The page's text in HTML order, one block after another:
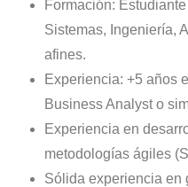
Formación:
Sistemas, Ingeniería,
afines.
Experiencia: +5 años
Business Analyst o
Experiencia en
metodologías ágiles
Sólida experiencia en